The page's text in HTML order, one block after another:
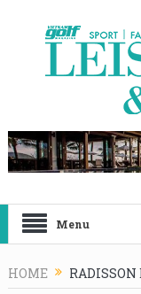
Menu
HOME